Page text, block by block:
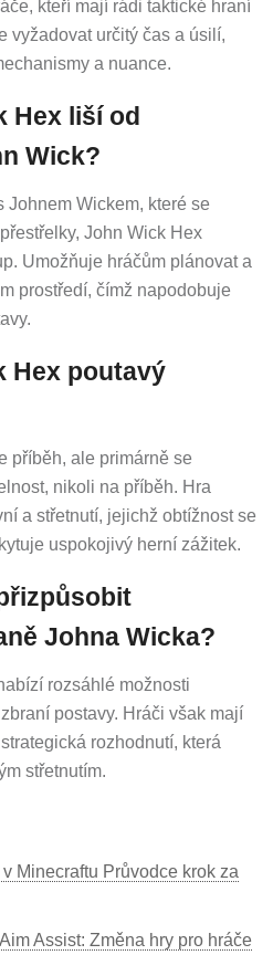
kteří mají rádi taktické hraní
vyžadovat určitý čas a úsilí,
a nuance.
Hex liší od
Wick?
Johnem Wickem, které se
John Wick Hex
Umožňuje hráčům plánovat a
prostředí, čímž napodobuje
Hex poutavý
příběh, ale primárně se
nikoli na příběh. Hra
a střetnutí, jejichž obtížnost se
uspokojivý herní zážitek.
Johna Wicka?
rozsáhlé možnosti
postavy. Hráči však mají
rozhodnutí, která
střetnutím.
Minecraftu Průvodce krok za
Assist: Změna hry pro hráče